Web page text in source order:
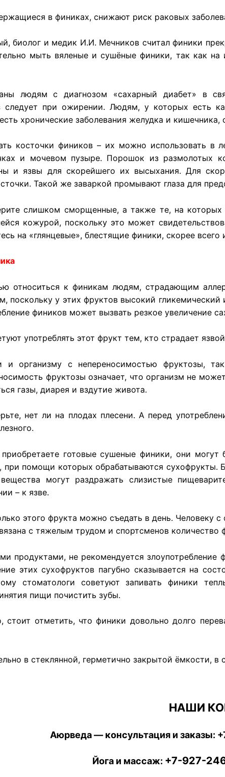
в финиках, снижают риск раковых
биолог и медик И.И. Мечников считал финики
мыть вяленые и сушёные финики, так как
людям с диагнозом «сахарный диабет» в
следует при ожирении. Людям, у которых есть
хронические заболевания желудка и кишечника,
косточки фиников – их можно использовать в
и мочевом пузыре. Порошок из размолотых
и язвы для скорейшего их высыхания. Для
Такой же заваркой промывают глаза для
слишком сморщенные, а также те, на которых
кожурой, поскольку это может
на «глянцевые», блестящие финики, скорее
относиться к финикам людям, страдающим
поскольку у этих фруктов высокий
фиников может вызвать резкое увеличение
употреблять этот фрукт тем, кто страдает
и организму с непереносимостью фруктозы,
фруктозы означает, что организм не
газы, диарея и вздутие живота.
нет ли на плодах плесени. А перед
готовые сушеные финики, они
при помощи которых обрабатываются сухофрукты.
могут раздражать слизистые
– к язве.
этого фрукта можно съедать в день.
с тяжелым трудом и спортсменов
продуктами, не рекомендуется
этих сухофруктов пагубно сказывается на
стоматологи советуют запивать финики
пищи почистить зубы.
стоит отметить, что финики довольно долго
в стеклянной, герметично закрытой ёмкости, в
НАШИ
Аюрведа — консультация и заказы:
Йога и массаж: +7-927-